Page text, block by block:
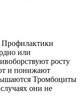
Профилактики
или
росту
и понижают
Тромбоциты
они не